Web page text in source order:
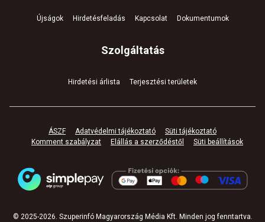
Szolgáltatás
Hirdetési árlista Terjesztési területek
Újságok Hirdetésfeladás Kapcsolat Dokumentumok
ÁSZF Adatvédelmi tájékoztató
Süti tájékoztató
Komment szabályzat
Elállás a szerződéstől Süti beállítások
© 2025-2026. Szuperinfó Magyarország Média Kft. Minden jog fenntartva.